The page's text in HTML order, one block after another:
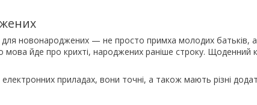
новонароджених — не просто примха молодих батьків,
мова йде про крихті, народжених раніше строку. Щоденний
приладах, вони точні, а також мають різні